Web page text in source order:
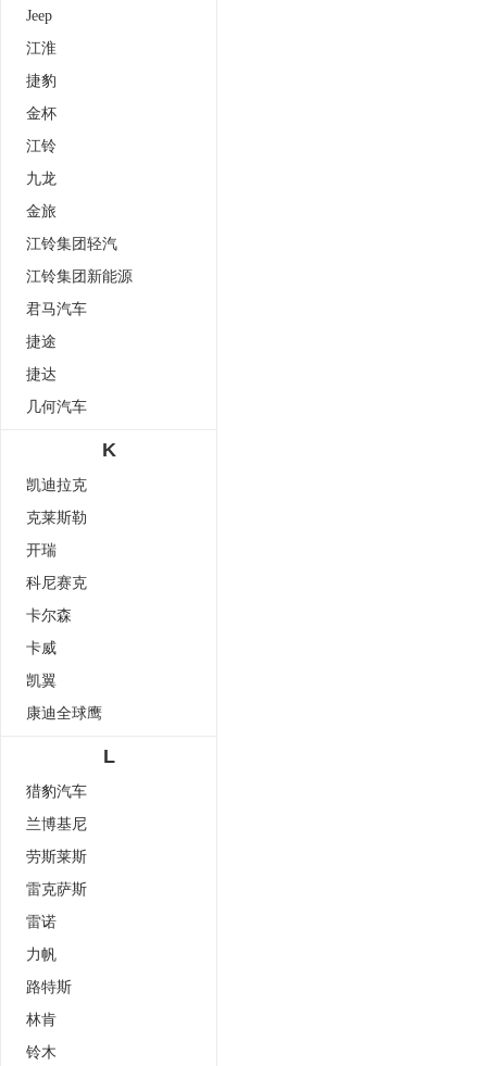
Jeep
江淮
捷豹
金杯
江铃
九龙
金旅
江铃集团轻汽
江铃集团新能源
君马汽车
捷途
捷达
几何汽车
K
凯迪拉克
克莱斯勒
开瑞
科尼赛克
卡尔森
卡威
凯翼
康迪全球鹰
L
猎豹汽车
兰博基尼
劳斯莱斯
雷克萨斯
雷诺
力帆
路特斯
林肯
铃木